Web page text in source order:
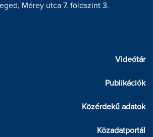
Mérey utca 7. földszint 3.
Videótár
Publikációk
Közérdekű adatok
Közadatportál